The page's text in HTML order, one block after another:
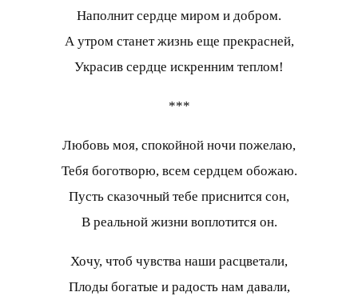
Наполнит сердце миром и добром.
А утром станет жизнь еще прекрасней,
Украсив сердце искренним теплом!
***
Любовь моя, спокойной ночи пожелаю,
Тебя боготворю, всем сердцем обожаю.
Пусть сказочный тебе приснится сон,
В реальной жизни воплотится он.
Хочу, чтоб чувства наши расцветали,
Плоды богатые и радость нам давали,